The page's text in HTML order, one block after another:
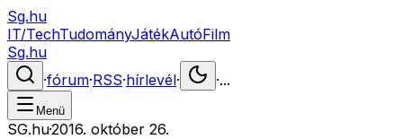
Sg.hu
IT/TechTudományJátékAutóFilm
Sg.hu
·fórum·RSS·hírlevél· ·...
Menü
SG.hu·2016. október 26.